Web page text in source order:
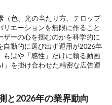
（色、光の当たり方、テロップ
エーションを無限に作ること
ーの心を掴むのかを科学的に
自動的に選び出す運用が2026年
はや「感性」だけに頼る動画
を掛け合わせた精密な広告運
と2026年の業界動向